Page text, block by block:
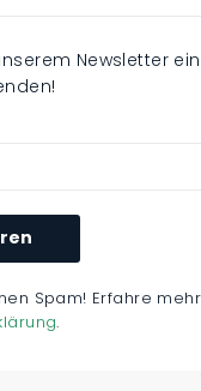
Newsletter
Spam! Erfahre
.